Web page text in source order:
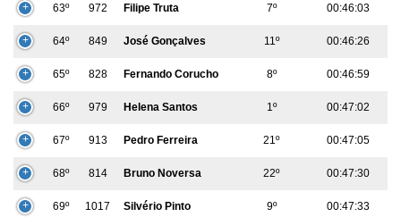
63º 972 Filipe Truta 7º 00:46:03
64º 849 José Gonçalves 11º 00:46:26
65º 828 Fernando Corucho 8º 00:46:59
66º 979 Helena Santos 1º 00:47:02
67º 913 Pedro Ferreira 21º 00:47:05
68º 814 Bruno Noversa 22º 00:47:30
69º 1017 Silvério Pinto 9º 00:47:33